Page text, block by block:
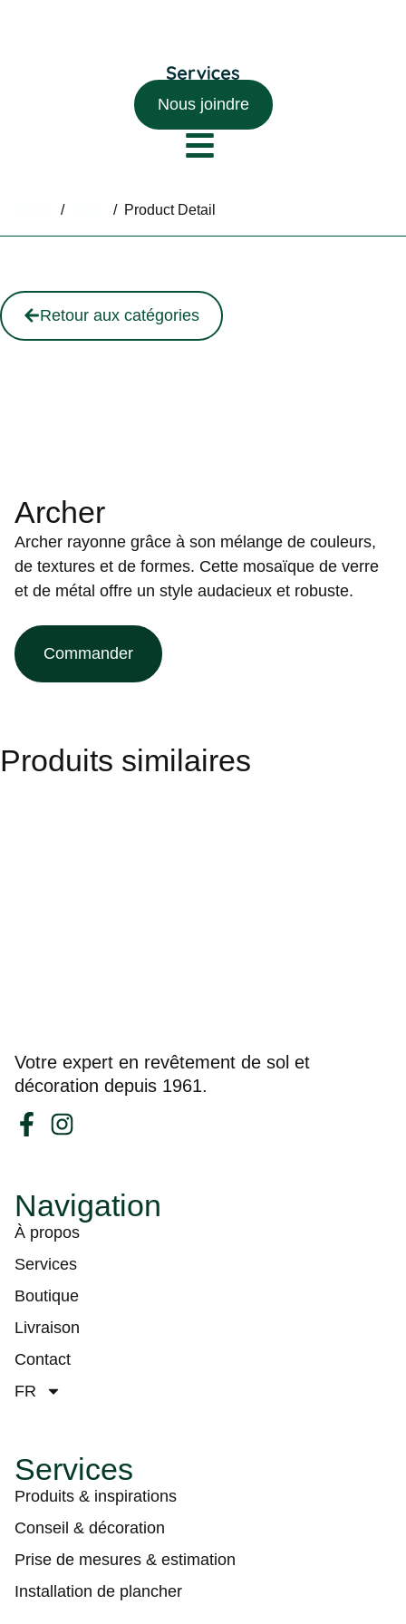
Nous joindre
/ / Product Detail
Retour aux catégories
Archer
Archer rayonne grâce à son mélange de couleurs,
de textures et de formes. Cette mosaïque de verre
et de métal offre un style audacieux et robuste.
Commander
Produits similaires
Votre expert en revêtement de sol et
décoration depuis 1961.
Navigation
À propos
Services
Boutique
Livraison
Contact
FR
Services
Produits & inspirations
Conseil & décoration
Prise de mesures & estimation
Installation de plancher